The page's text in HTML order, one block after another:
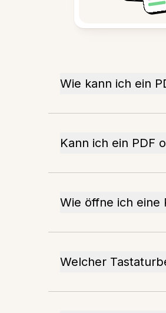
Wie kann ich ein
Kann ich ein PDF
Wie öffne ich eine
Welcher